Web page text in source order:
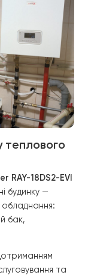
через новий
оптимальну
стабільної
служби
насосу
грамотно,